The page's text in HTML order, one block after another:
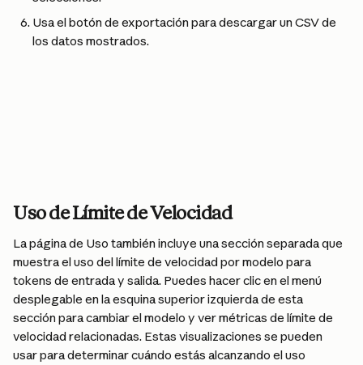
Usa el botón de exportación para descargar un CSV de
los datos mostrados.
Uso de Límite de Velocidad
La página de Uso también incluye una sección separada que
muestra el uso del límite de velocidad por modelo para
tokens de entrada y salida. Puedes hacer clic en el menú
desplegable en la esquina superior izquierda de esta
sección para cambiar el modelo y ver métricas de límite de
velocidad relacionadas. Estas visualizaciones se pueden
usar para determinar cuándo estás alcanzando el uso